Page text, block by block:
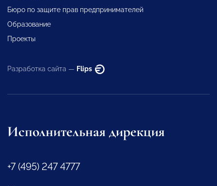
Бюро по защите прав предпринимателей
Образование
Проекты
Разработка сайта — Flips
Исполнительная дирекция
+7 (495) 247 4777